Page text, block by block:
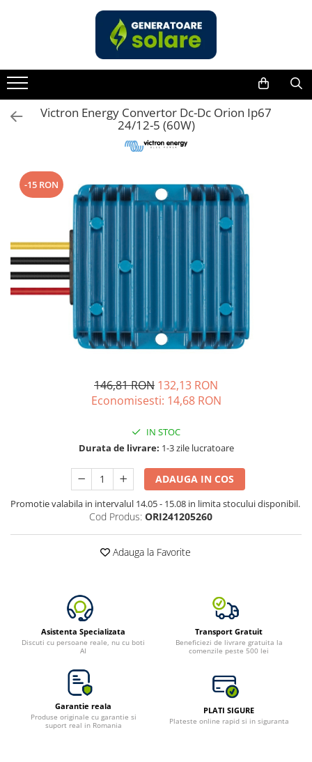
Acasa
Statii de Alimentare Portabile
Cauta dupa capacitate
Intre 2000-3000W
Peste 3000W
Cauta dupa marca
EcoFlow
Anker
Jackery
Pecron
Vezi toate statiile
Kituri Generatoare Solare
Intre 1000-2000W
Intre 2000-3000W
Cauta dupa marca
Toate generatoarele
Panouri Solare Pliabile
Cauta dupa marca
EcoFlow
Victron Energy Convertor Dc-Dc Orion Ip67
24/12-5 (60W)
-15 RON
146,81 RON 132,13 RON
Economisesti: 14,68 RON
IN STOC
Durata de livrare: 1-3 zile lucratoare
ADAUGA IN COS
Promotie valabila in intervalul 14.05 - 15.08 in limita stocului disponibil.
Cod Produs: ORI241205260
Adauga la Favorite
Asistenta Specializata
Discuti cu persoane reale, nu cu boti
AI
Transport Gratuit
Beneficiezi de livrare gratuita la
comenzile peste 500 lei
Garantie reala
Produse originale cu garantie si
suport real in Romania
PLATI SIGURE
Plateste online rapid si in siguranta